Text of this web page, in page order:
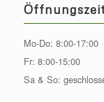
Mo-Do: 8:00-17:00
Fr: 8:00-15:00
Sa & So: